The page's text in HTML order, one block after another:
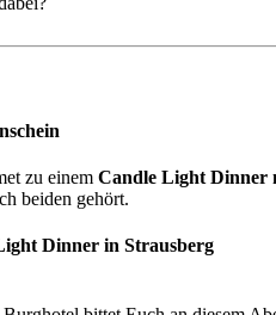
zu einem Candle Light Dinner
beiden gehört.
Dinner in Strausberg